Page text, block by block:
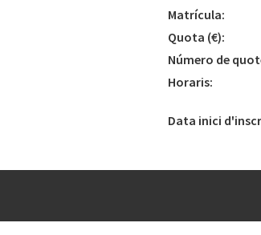
Matrícula:
Quota (€):
Número de
Horaris:
Data inici